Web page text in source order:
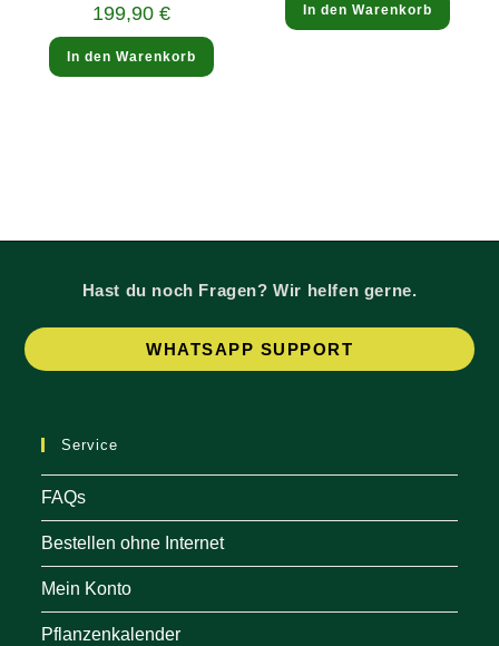
199,90€
In den Warenkorb
In den Warenkorb
Hast du noch Fragen? Wir helfen gerne.
WHATSAPP SUPPORT
Service
FAQs
Bestellen ohne Internet
Mein Konto
Pflanzenkalender